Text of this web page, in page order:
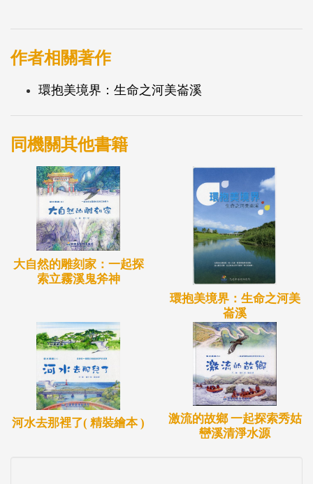
作者相關著作
環抱美境界：生命之河美崙溪
同機關其他書籍
大自然的雕刻家：一起探
索立霧溪鬼斧神
環抱美境界：生命之河美
崙溪
河水去那裡了( 精裝繪本 )
激流的故鄉 一起探索秀姑
巒溪清淨水源